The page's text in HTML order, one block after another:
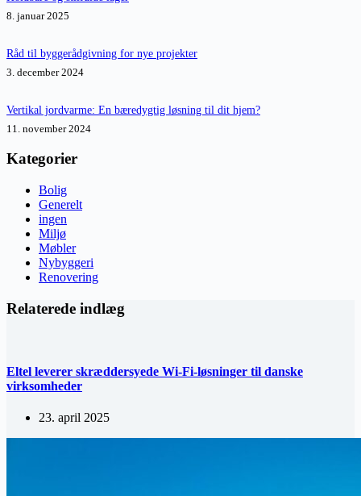
8. januar 2025
Råd til byggerådgivning for nye projekter
3. december 2024
Vertikal jordvarme: En bæredygtig løsning til dit hjem?
11. november 2024
Kategorier
Bolig
Generelt
ingen
Miljø
Møbler
Nybyggeri
Renovering
Relaterede indlæg
Eltel leverer skræddersyede Wi-Fi-løsninger til danske
virksomheder
23. april 2025